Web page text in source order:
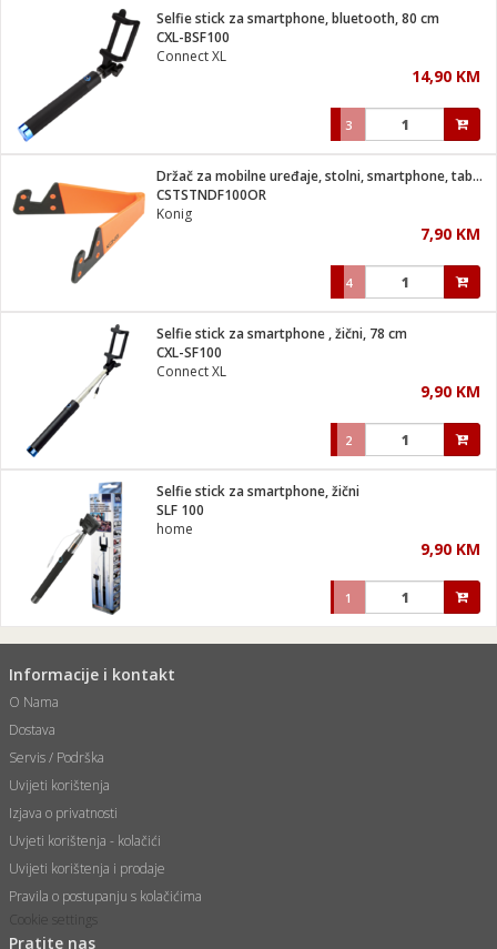
Selfie stick za smartphone, bluetooth, 80 cm
CXL-BSF100
Connect XL
14,90 KM
3
Držač za mobilne uređaje, stolni, smartphone, tablet
CSTSTNDF100OR
Konig
7,90 KM
4
Selfie stick za smartphone , žični, 78 cm
CXL-SF100
Connect XL
9,90 KM
2
Selfie stick za smartphone, žični
SLF 100
home
9,90 KM
1
Informacije i kontakt
O Nama
Dostava
Servis / Podrška
Uvijeti korištenja
Izjava o privatnosti
Uvjeti korištenja - kolačići
Uvijeti korištenja i prodaje
Pravila o postupanju s kolačićima
Cookie settings
Pratite nas